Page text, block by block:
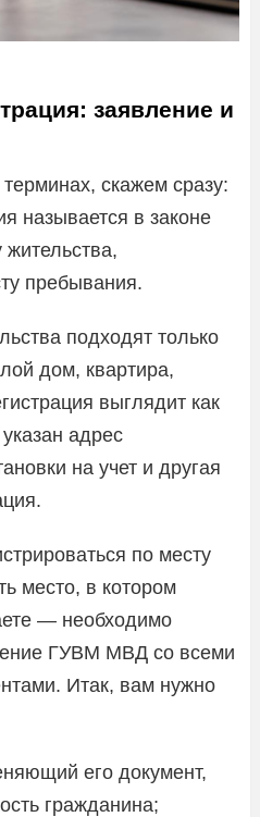
заявление и
скажем сразу:
называется в законе
жительства,
пребывания.
подходят только
дом, квартира,
выглядит как
адрес
на учет и другая
по месту
место, в котором
— необходимо
ГУВМ МВД со всеми
Итак, вам нужно
его документ,
гражданина;